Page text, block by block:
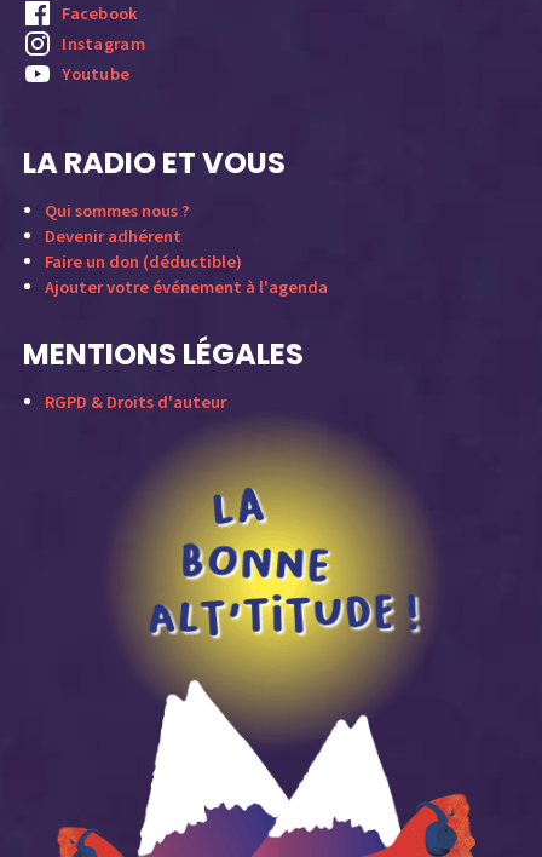
Facebook
Instagram
Youtube
LA RADIO ET VOUS
Qui sommes nous ?
Devenir adhérent
Faire un don (déductible)
Ajouter votre événement à l'agenda
MENTIONS LÉGALES
RGPD & Droits d'auteur